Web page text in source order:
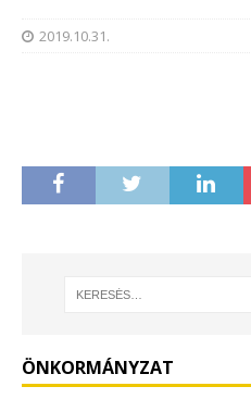
2019.10.31.
ÖNKORMÁNYZAT